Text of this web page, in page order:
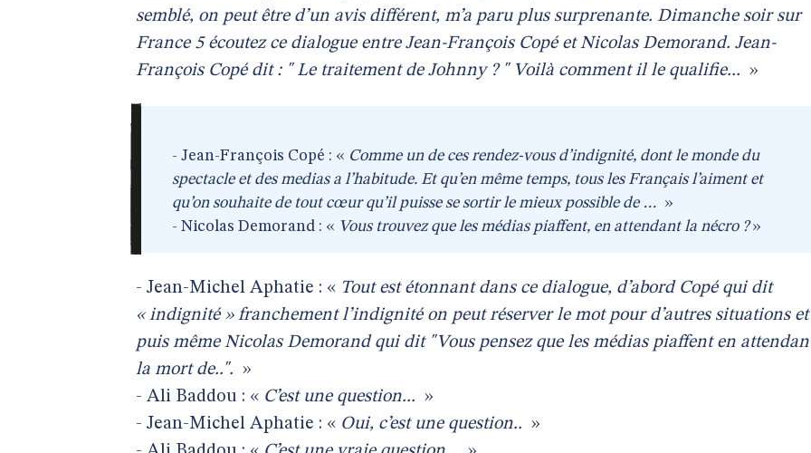
semblé, on peut être d’un avis différent, m’a paru plus surprenante. Dimanche soir sur
France 5 écoutez ce dialogue entre Jean-François Copé et Nicolas Demorand. Jean-
François Copé dit : " Le traitement de Johnny ? " Voilà comment il le qualifie... »
- Jean-François Copé : « Comme un de ces rendez-vous d’indignité, dont le monde du
spectacle et des medias a l’habitude. Et qu’en même temps, tous les Français l’aiment et
qu’on souhaite de tout cœur qu’il puisse se sortir le mieux possible de … »
- Nicolas Demorand : « Vous trouvez que les médias piaffent, en attendant la nécro ?»
- Jean-Michel Aphatie : « Tout est étonnant dans ce dialogue, d’abord Copé qui dit
« indignité » franchement l’indignité on peut réserver le mot pour d’autres situations et
puis même Nicolas Demorand qui dit "Vous pensez que les médias piaffent en
la mort de..". »
- Ali Baddou : « C’est une question... »
- Jean-Michel Aphatie : « Oui, c’est une question.. »